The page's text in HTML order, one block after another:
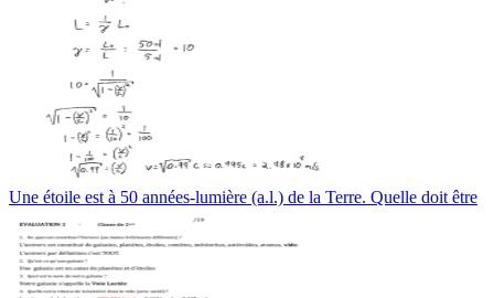
Une étoile est à 50 années-lumière (a.l.) de la Terre. Quelle doit être